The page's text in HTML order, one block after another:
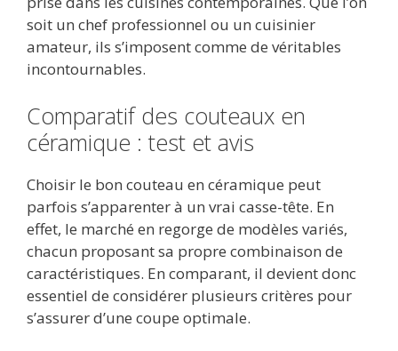
soit un chef professionnel ou un cuisinier
amateur, ils s’imposent comme de véritables
incontournables.
Comparatif des couteaux en
céramique : test et avis
Choisir le bon couteau en céramique peut
parfois s’apparenter à un vrai casse-tête. En
effet, le marché en regorge de modèles variés,
chacun proposant sa propre combinaison de
caractéristiques. En comparant, il devient donc
essentiel de considérer plusieurs critères pour
s’assurer d’une coupe optimale.